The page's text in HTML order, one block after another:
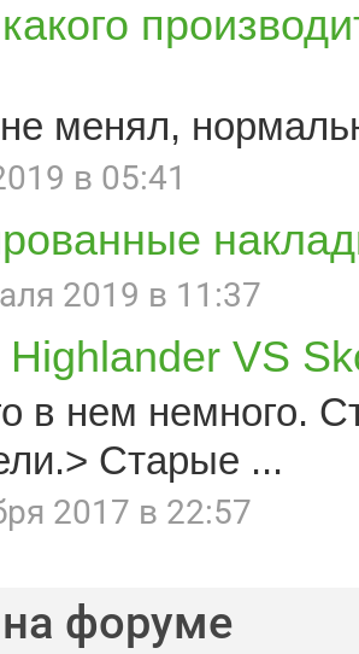
менял,
в 05:41
2019 в 11:37
Highlander VS
в нем немного.
Старые ...
2017 в 22:57
форуме